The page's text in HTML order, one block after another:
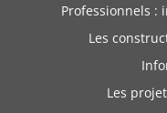
Professionnels :
Les
Les